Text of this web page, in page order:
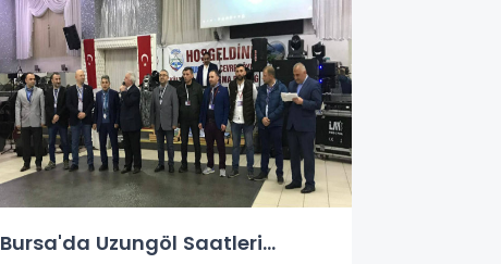
Bursa'da Uzungöl Saatleri...